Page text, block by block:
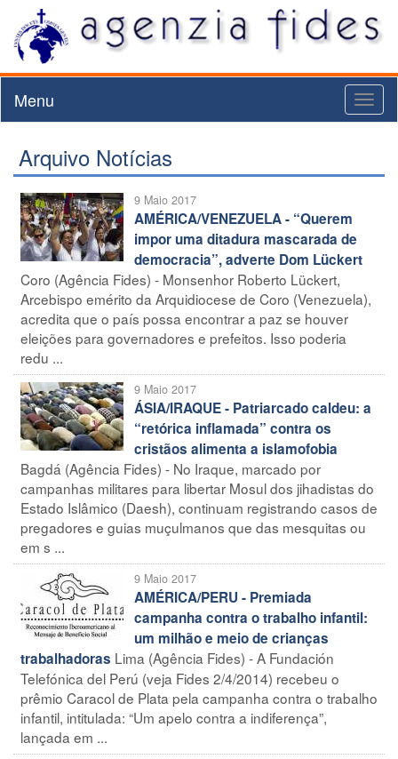
Menu
Arquivo Notícias
9 Maio 2017
AMÉRICA/VENEZUELA - “Querem
impor uma ditadura mascarada de
democracia”, adverte Dom Lückert
Coro (Agência Fides) - Monsenhor Roberto Lückert,
Arcebispo emérito da Arquidiocese de Coro (Venezuela),
acredita que o país possa encontrar a paz se houver
eleições para governadores e prefeitos. Isso poderia
redu ...
9 Maio 2017
ÁSIA/IRAQUE - Patriarcado caldeu: a
“retórica inflamada” contra os
cristãos alimenta a islamofobia
Bagdá (Agência Fides) - No Iraque, marcado por
campanhas militares para libertar Mosul dos jihadistas do
Estado Islâmico (Daesh), continuam registrando casos de
pregadores e guias muçulmanos que das mesquitas ou
em s ...
9 Maio 2017
AMÉRICA/PERU - Premiada
campanha contra o trabalho infantil:
um milhão e meio de crianças
trabalhadoras Lima (Agência Fides) - A Fundación
Telefónica del Perú (veja Fides 2/4/2014) recebeu o
prêmio Caracol de Plata pela campanha contra o trabalho
infantil, intitulada: “Um apelo contra a indiferença”,
lançada em ...